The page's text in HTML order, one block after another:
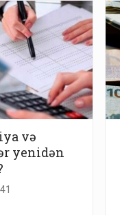
və
yenidən